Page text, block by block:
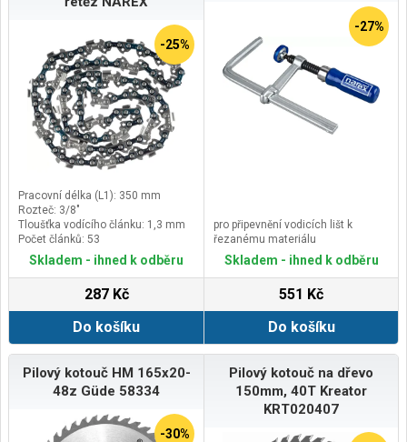
-25%
Pracovní délka (L1): 350 mm
Rozteč: 3/8"
Tloušťka vodícího článku: 1,3 mm
Počet článků: 53
Skladem - ihned k odběru
287 Kč
Do košíku
-27%
pro připevnění vodicích lišt k
řezanému materiálu
Skladem - ihned k odběru
551 Kč
Do košíku
Pilový kotouč HM 165x20-
48z Güde 58334
-30%
Pilový kotouč na dřevo
150mm, 40T Kreator
KRT020407